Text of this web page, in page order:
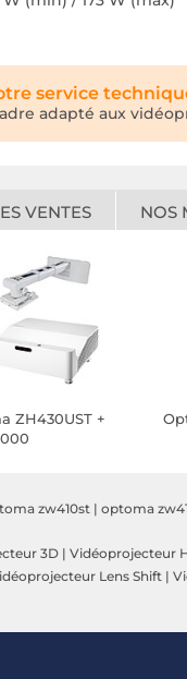
service
adapté aux
VENTES NOS
ZH430UST +
zw410st | optoma
3D | Vidéoprojecteur
Lens Shift |